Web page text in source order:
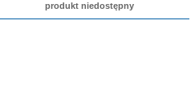
produkt niedostępny